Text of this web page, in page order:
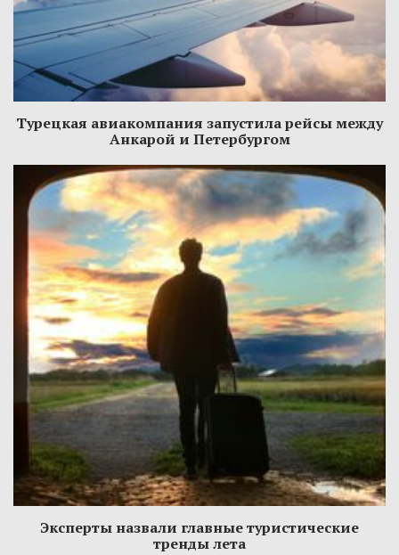
Турецкая авиакомпания запустила рейсы между
Анкарой и Петербургом
Эксперты назвали главные туристические
тренды лета